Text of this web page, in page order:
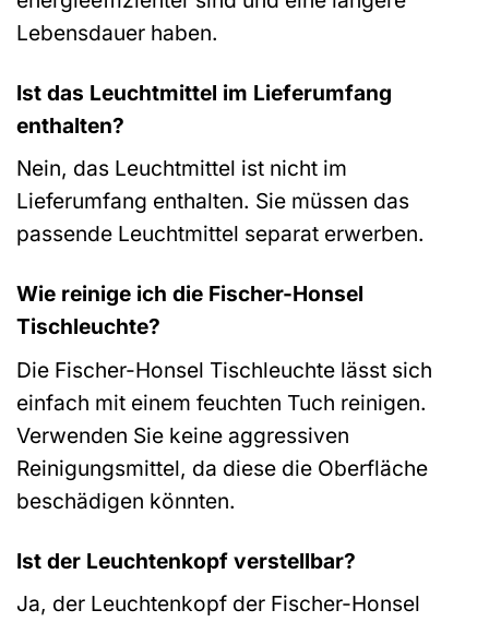
Lebensdauer haben.
Ist das Leuchtmittel im Lieferumfang
enthalten?
Nein, das Leuchtmittel ist nicht im
Lieferumfang enthalten. Sie müssen das
passende Leuchtmittel separat erwerben.
Wie reinige ich die Fischer-Honsel
Tischleuchte?
Die Fischer-Honsel Tischleuchte lässt sich
einfach mit einem feuchten Tuch reinigen.
Verwenden Sie keine aggressiven
Reinigungsmittel, da diese die Oberfläche
beschädigen könnten.
Ist der Leuchtenkopf verstellbar?
Ja, der Leuchtenkopf der Fischer-Honsel